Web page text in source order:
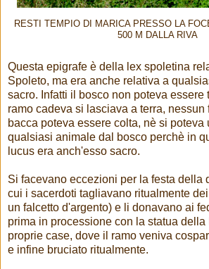
RESTI TEMPIO DI MARICA PRESSO LA
500 M DALLA RIVA
Questa epigrafe è della lex spoletina
Spoleto, ma era anche relativa a
sacro. Infatti il bosco non poteva essere
ramo cadeva si lasciava a terra, nessun
bacca poteva essere colta, nè si poteva
qualsiasi animale dal bosco perchè in
lucus era anch'esso sacro.
Si facevano eccezioni per la festa della
cui i sacerdoti tagliavano ritualmente
un falcetto d'argento) e li donavano ai
prima in processione con la statua
proprie case, dove il ramo veniva
e infine bruciato ritualmente.